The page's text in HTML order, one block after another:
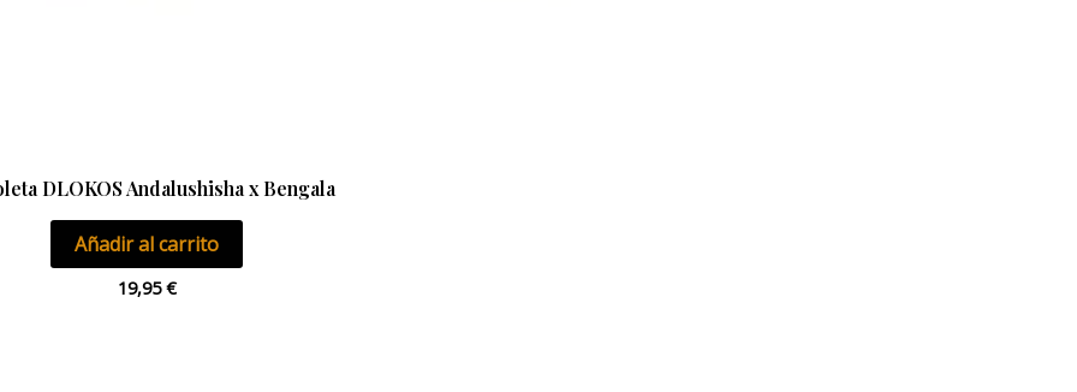
DLOKOS Andalushisha x Bengala
Añadir al carrito
19,95€